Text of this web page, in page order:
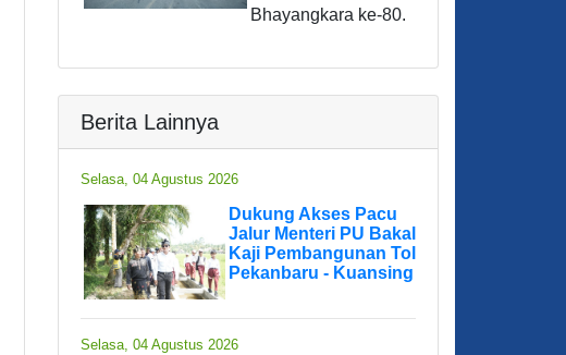
Bhayangkara ke-80.
Berita Lainnya
Selasa, 04 Agustus 2026
Dukung Akses Pacu
Jalur Menteri PU Bakal
Kaji Pembangunan Tol
Pekanbaru - Kuansing
Selasa, 04 Agustus 2026